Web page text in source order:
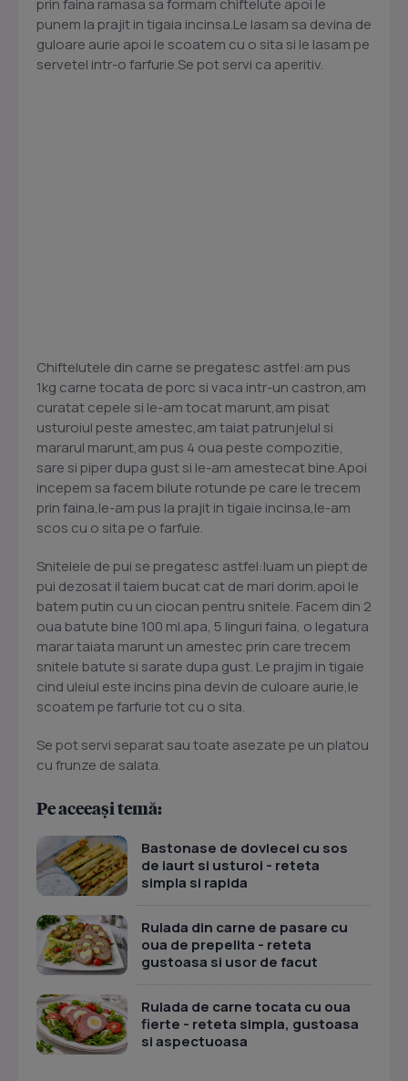
prin faina ramasa sa formam chiftelute apoi le
punem la prajit in tigaia incinsa.Le lasam sa devina de
guloare aurie apoi le scoatem cu o sita si le lasam pe
servetel intr-o farfurie.Se pot servi ca aperitiv.
Chiftelutele din carne se pregatesc astfel:am pus
1kg carne tocata de porc si vaca intr-un castron,am
curatat cepele si le-am tocat marunt,am pisat
usturoiul peste amestec,am taiat patrunjelul si
mararul marunt,am pus 4 oua peste compozitie,
sare si piper dupa gust si le-am amestecat bine.Apoi
incepem sa facem bilute rotunde pe care le trecem
prin faina,le-am pus la prajit in tigaie incinsa,le-am
scos cu o sita pe o farfuie.
Snitelele de pui se pregatesc astfel:luam un piept de
pui dezosat il taiem bucat cat de mari dorim,apoi le
batem putin cu un ciocan pentru snitele. Facem din 2
oua batute bine 100 ml.apa, 5 linguri faina, o legatura
marar taiata marunt un amestec prin care trecem
snitele batute si sarate dupa gust. Le prajim in tigaie
cind uleiul este incins pina devin de culoare aurie,le
scoatem pe farfurie tot cu o sita.
Se pot servi separat sau toate asezate pe un platou
cu frunze de salata.
Pe aceeași temă:
Bastonase de dovlecei cu sos
de iaurt si usturoi - reteta
simpla si rapida
Rulada din carne de pasare cu
oua de prepelita - reteta
gustoasa si usor de facut
Rulada de carne tocata cu oua
fierte - reteta simpla, gustoasa
si aspectuoasa